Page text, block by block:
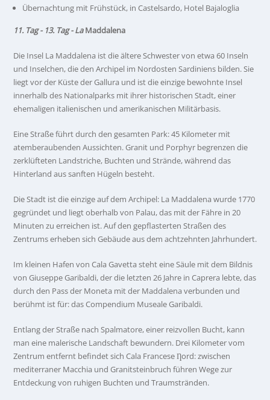
Übernachtung mit Frühstück, in Castelsardo, Hotel Bajaloglia
11. Tag - 13. Tag - LaMaddalena
Die Insel La Maddalena ist die ältere Schwester von etwa 60 Inseln
und Inselchen, die den Archipel im Nordosten Sardiniens bilden. Sie
liegt vor der Küste der Gallura und ist die einzige bewohnte Insel
innerhalb des Nationalparks mit ihrer historischen Stadt, einer
ehemaligen italienischen und amerikanischen Militärbasis.
Eine Straße führt durch den gesamten Park: 45 Kilometer mit
atemberaubenden Aussichten. Granit und Porphyr begrenzen die
zerklüfteten Landstriche, Buchten und Strände, während das
Hinterland aus sanften Hügeln besteht.
Die Stadt ist die einzige auf dem Archipel: La Maddalena wurde 1770
gegründet und liegt oberhalb von Palau, das mit der Fähre in 20
Minuten zu erreichen ist. Auf den gepflasterten Straßen des
Zentrums erheben sich Gebäude aus dem achtzehnten Jahrhundert.
Im kleinen Hafen von Cala Gavetta steht eine Säule mit dem Bildnis
von Giuseppe Garibaldi, der die letzten 26 Jahre in Caprera lebte, das
durch den Pass der Moneta mit der Maddalena verbunden und
berühmt ist für: das Compendium Museale Garibaldi.
Entlang der Straße nach Spalmatore, einer reizvollen Bucht, kann
man eine malerische Landschaft bewundern. Drei Kilometer vom
Zentrum entfernt befindet sich Cala Francese Ƞord: zwischen
mediterraner Macchia und Granitsteinbruch führen Wege zur
Entdeckung von ruhigen Buchten und Traumstränden.